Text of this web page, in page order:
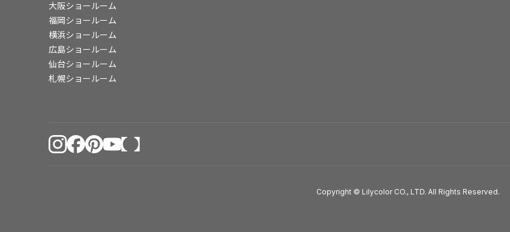
大阪ショールーム
福岡ショールーム
横浜ショールーム
広島ショールーム
仙台ショールーム
札幌ショールーム
Copyright © Lilycolor CO., LTD. All Rights Reserved.